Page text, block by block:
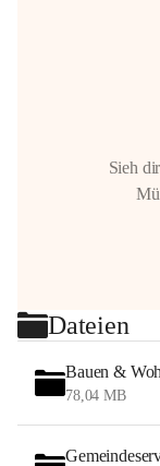
Sieh
Dateien
Bauen &
78,04 MB